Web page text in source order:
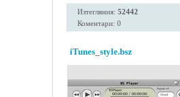
Изтегляния: 52442
Коментари: 0
iTunes_style.bsz